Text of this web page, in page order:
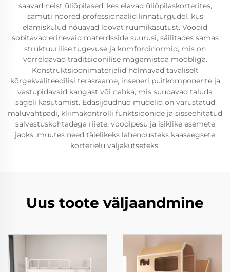
saavad neist üliõpilased, kes elavad üliõpilaskorterites,
samuti noored professionaalid linnaturgudel, kus
elamiskulud nõuavad loovat ruumikasutust. Voodid
sobitavad erinevaid materdsside suurusi, säilitades samas
struktuurilise tugevuse ja komfordinormid, mis on
võrreldavad traditsioonilise magamistoa mööbliga.
Konstruktsioonimaterjalid hõlmavad tavaliselt
kõrgekvaliteedilisi terasraame, inseneri puitkomponente ja
vastupidavaid kangast või nahka, mis suudavad taluda
sageli kasutamist. Edasijõudnud mudelid on varustatud
mäluvahtpadi, kliimakontrolli funktsioonide ja sisseehitatud
salvestuskohtadega riiete, voodipesu ja isiklike esemete
jaoks, muutes need täielikeks lahendusteks kaasaegsete
korterielu väljakutseteks.
Uus toote väljaandmine